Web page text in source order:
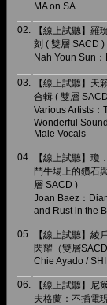
MA on SA
02.
【線上試聽】羅
刻 ( 雙層 SACD )
Nah Youn Sun
03.
【線上試聽】天
合輯 ( 雙層
Various Artists：
Wonderful
Male Vocals
04.
【線上試聽】瓊
鬥牛場上的鑽石
層 SACD )
Joan Baez：
and Rust in the
05.
【線上試聽】綾
閃耀（雙層SACD
Chie Ayado /
06.
【線上試聽】尼
夫格蘭：不插電